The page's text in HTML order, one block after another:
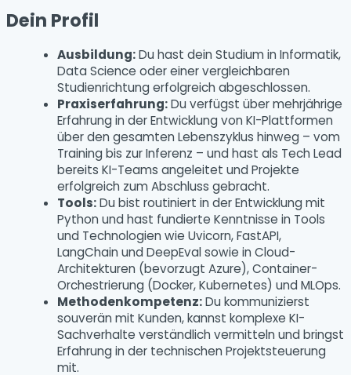
Dein Profil
Ausbildung:Du hast dein Studium in Informatik,
Data Science oder einer vergleichbaren
Studienrichtung erfolgreich abgeschlossen.
Praxiserfahrung:Du verfügst über mehrjährige
Erfahrung in der Entwicklung von KI-Plattformen
über den gesamten Lebenszyklus hinweg – vom
Training bis zur Inferenz – und hast als Tech Lead
bereits KI-Teams angeleitet und Projekte
erfolgreich zum Abschluss gebracht.
Tools:Du bist routiniert in der Entwicklung mit
Python und hast fundierte Kenntnisse in Tools
und Technologien wie Uvicorn, FastAPI,
LangChain und DeepEval sowie in Cloud-
Architekturen (bevorzugt Azure), Container-
Orchestrierung (Docker, Kubernetes) und MLOps.
Methodenkompetenz:Du kommunizierst
souverän mit Kunden, kannst komplexe KI-
Sachverhalte verständlich vermitteln und bringst
Erfahrung in der technischen Projektsteuerung
mit.